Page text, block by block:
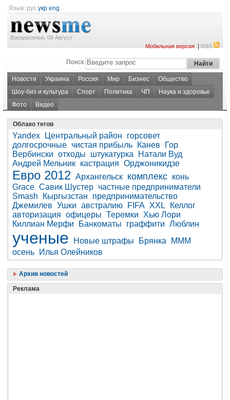
Язык: рус укр eng
Воскресенье, 09 Август
Мобильная версия|RSS
Поиск
Новости Украина Россия Мир Бизнес
Общество
Шоу-биз и культура
Спорт Политика ЧП
Наука и здоровье
Фото
Видео
Облако тегов
Yandex Центральный район
горсовет
долгосрочные чистая прибыль Канев
Гор
Вербински отходы штукатурка
Натали Вуд
Андрей Мельник кастрация Орджоникидзе
Евро 2012 Архангельск комплекс конь
Grace Савик Шустер частные предприниматели
Smash
Кыргызстан
предпринимательство
Джемилев Ушки австралию FIFA XXL
Келлог
авторизация офицеры Теремки
Хью Лори
Киллиан Мерфи
Банкоматы граффити Люблин
ученые Новые штрафы Брянка
МММ
осень
Илья Олейников
Архив новостей
Реклама